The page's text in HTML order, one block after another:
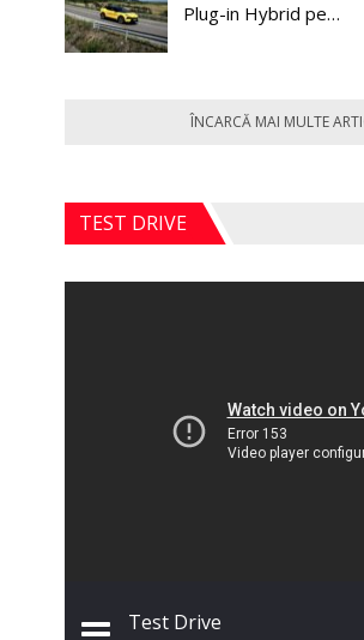
Plug-in Hybrid pe…
ÎNCARCĂ MAI MULTE
TEST DRIVE
Test Drive